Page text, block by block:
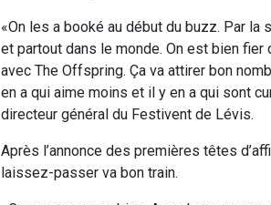
«On les a booké au début du buzz. Par
et partout dans le monde. On est bien
avec The Offspring. Ça va attirer bon
en a qui aime moins et il y en a qui sont
directeur général du Festivent de Lévis.
Après l’annonce des premières têtes
laissez-passer va bon train.